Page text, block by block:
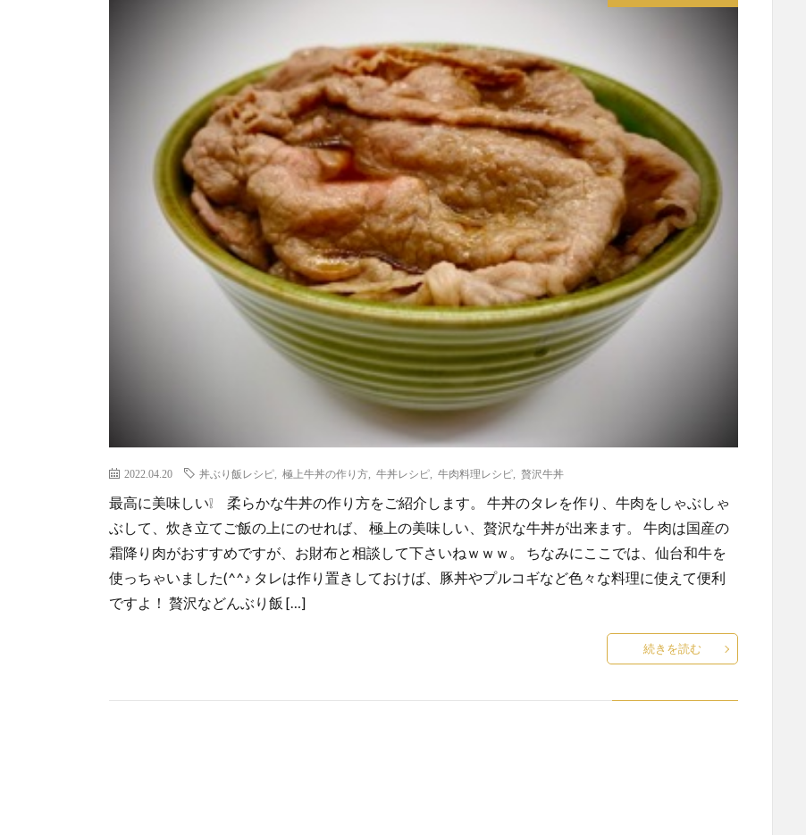
2022.04.20 丼ぶり飯レシピ 極上牛丼の作り方 牛丼レシピ 牛肉料理レシピ 贅沢牛丼
最高に美味しい❕ 柔らかな牛丼の作り方をご紹介します。 牛丼のタレを作り、牛肉をしゃぶしゃ
ぶして、炊き立てご飯の上にのせれば、 極上の美味しい、贅沢な牛丼が出来ます。 牛肉は国産の
霜降り肉がおすすめですが、お財布と相談して下さいねｗｗｗ。 ちなみにここでは、仙台和牛を
使っちゃいました(^^♪ タレは作り置きしておけば、豚丼やプルコギなど色々な料理に使えて便利
ですよ！ 贅沢などんぶり飯 […]
続きを読む